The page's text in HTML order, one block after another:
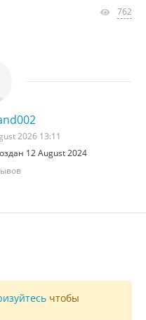
762
2026 13:11
12 August 2024
чтобы